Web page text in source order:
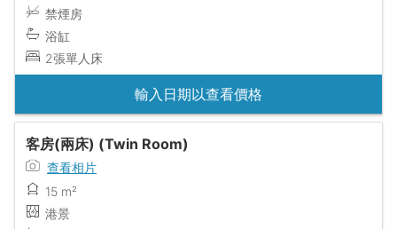
禁煙房
浴缸
2張單人床
輸入日期以查看價格
客房(兩床) (Twin Room)
查看相片
15 m²
港景